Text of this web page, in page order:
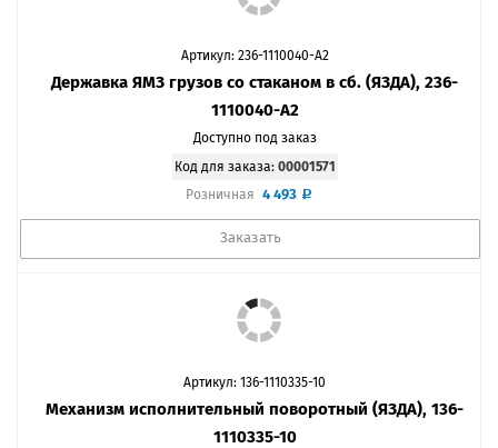
Артикул: 236-1110040-А2
Державка ЯМЗ грузов со стаканом в сб. (ЯЗДА), 236-
1110040-А2
Доступно под заказ
Код для заказа: 00001571
Розничная 4 493
Заказать
Артикул: 136-1110335-10
Механизм исполнительный поворотный (ЯЗДА), 136-
1110335-10